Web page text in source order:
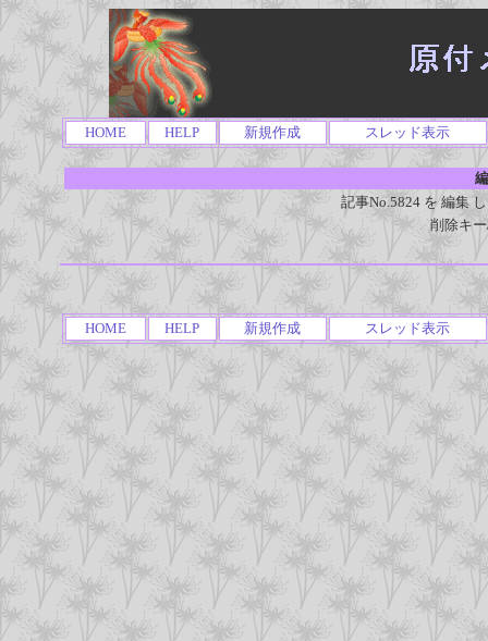
HOME HELP 新規作成 スレッド表示
記事No.5824 を 編集
削除キ
HOME HELP 新規作成 スレッド表示